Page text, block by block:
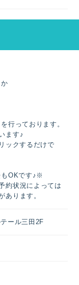
行っております。
ます♪
ックするだけで
OKです♪※
約状況によっては
あります。
ール三田2F